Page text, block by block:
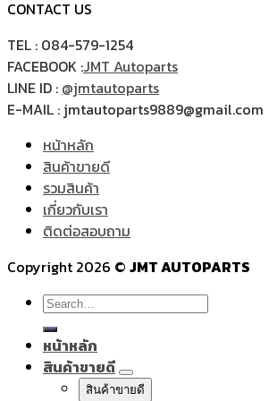
CONTACT US
TEL : 084-579-1254
FACEBOOK :JMT Autoparts
LINE ID : @jmtautoparts
E-MAIL : jmtautoparts9889@gmail.com
หน้าหลัก
สินค้าขายดี
รวมสินค้า
เกี่ยวกับเรา
ติดต่อสอบถาม
Copyright 2026 © JMT AUTOPARTS
Search
for:
หน้าหลัก
สินค้าขายดี
สินค้าขายดี